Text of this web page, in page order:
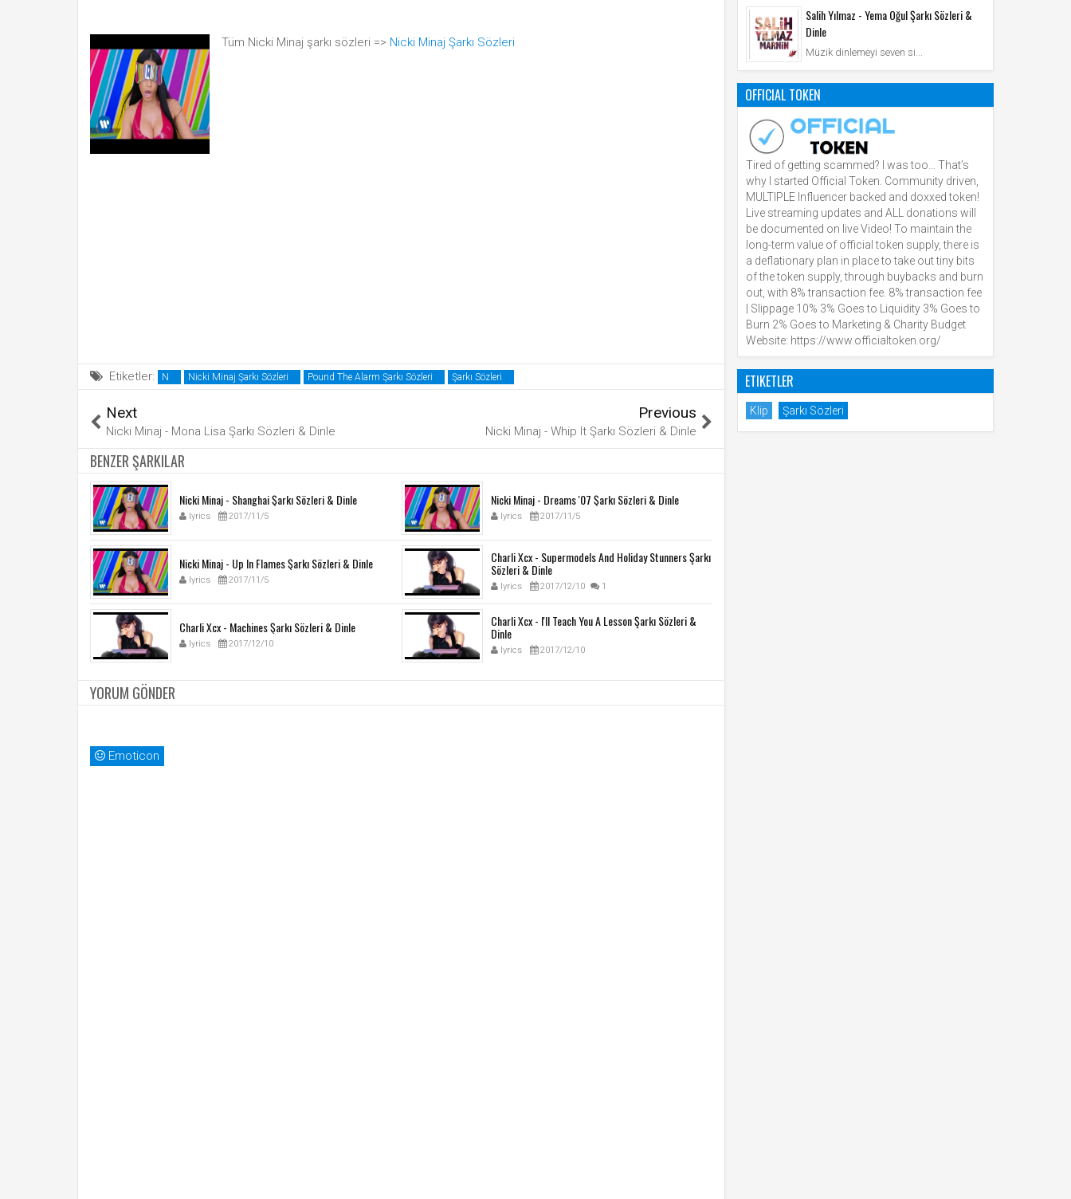
Tüm Nicki Minaj şarkı sözleri => Nicki Minaj Şarkı Sözleri
Etiketler: N Nicki Minaj Şarkı Sözleri Pound The Alarm Şarkı Sözleri Şarkı Sözleri
Next
Nicki Minaj - Mona Lisa Şarkı Sözleri & Dinle
Previous
Nicki Minaj - Whip It Şarkı Sözleri & Dinle
BENZER ŞARKILAR
Nicki Minaj - Shanghai Şarkı Sözleri & Dinle
lyrics 2017/11/5
Nicki Minaj - Dreams '07 Şarkı Sözleri & Dinle
lyrics 2017/11/5
Nicki Minaj - Up In Flames Şarkı Sözleri & Dinle
lyrics 2017/11/5
Charli Xcx - Supermodels And Holiday Stunners Şarkı
Sözleri & Dinle
lyrics 2017/12/10 1
Charli Xcx - Machines Şarkı Sözleri & Dinle
lyrics 2017/12/10
Charli Xcx - I'll Teach You A Lesson Şarkı Sözleri &
Dinle
lyrics 2017/12/10
YORUM GÖNDER
Emoticon
Salih Yılmaz - Yema Oğul Şarkı Sözleri &
Dinle
Müzik dinlemeyi seven si...
OFFICIAL TOKEN
Tired of getting scammed? I was too… That’s
why I started Official Token. Community driven,
MULTIPLE Influencer backed and doxxed token!
Live streaming updates and ALL donations will
be documented on live Video! To maintain the
long-term value of official token supply, there is
a deflationary plan in place to take out tiny bits
of the token supply, through buybacks and burn
out, with 8% transaction fee. 8% transaction fee
| Slippage 10% 3% Goes to Liquidity 3% Goes to
Burn 2% Goes to Marketing & Charity Budget
Website: https://www.officialtoken.org/
ETIKETLER
Klip Şarkı Sözleri